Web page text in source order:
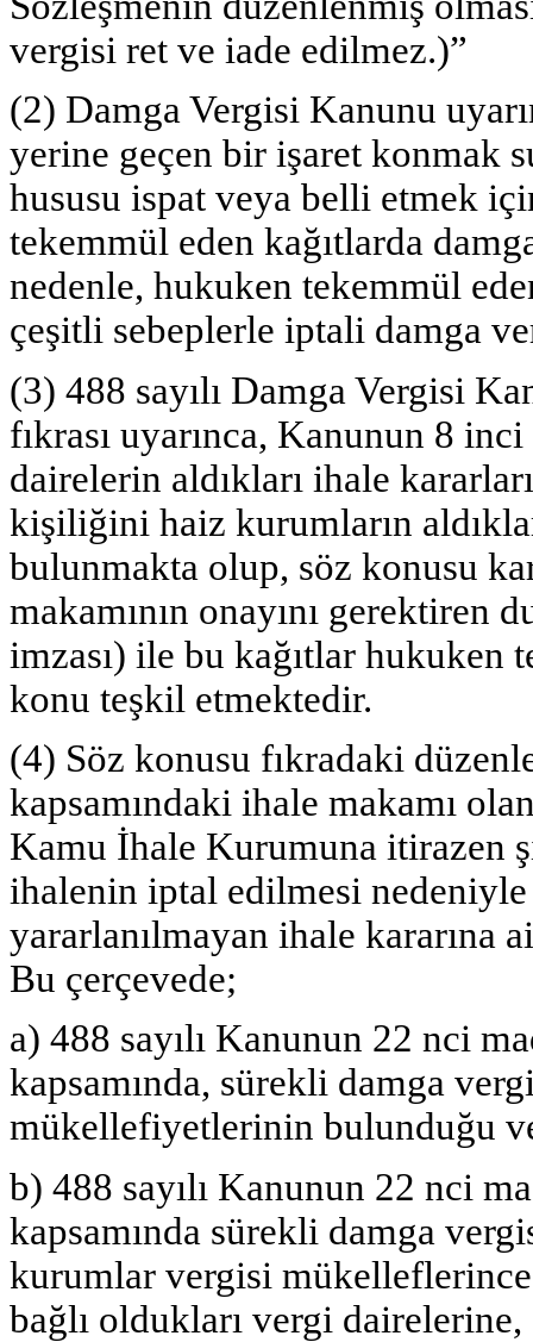
vergisi ret ve iade edilmez.)”
(2) Damga Vergisi Kanunu
yerine geçen bir işaret konmak
hususu ispat veya belli etmek
tekemmül eden kağıtlarda
nedenle, hukuken tekemmül
çeşitli sebeplerle iptali damga
(3) 488 sayılı Damga Vergisi
fıkrası uyarınca, Kanunun 8
dairelerin aldıkları ihale
kişiliğini haiz kurumların
bulunmakta olup, söz konusu
makamının onayını gerektiren
imzası) ile bu kağıtlar hukuken
konu teşkil etmektedir.
(4) Söz konusu fıkradaki
kapsamındaki ihale makamı
Kamu İhale Kurumuna itirazen
ihalenin iptal edilmesi
yararlanılmayan ihale kararına
Bu çerçevede;
a) 488 sayılı Kanunun 22 nci
kapsamında, sürekli damga
mükellefiyetlerinin bulunduğu
b) 488 sayılı Kanunun 22 nci
kapsamında sürekli damga
kurumlar vergisi
bağlı oldukları vergi dairelerine,